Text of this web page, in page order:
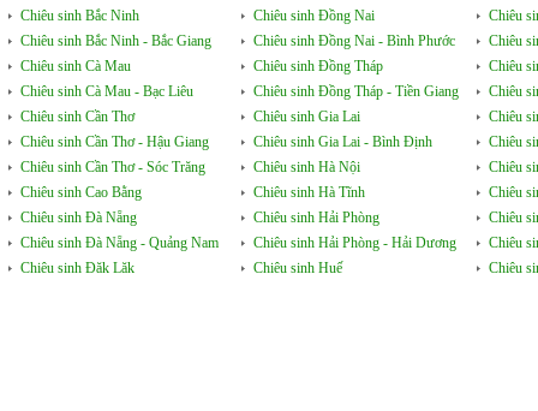
Chiêu sinh Bắc Ninh
Chiêu sinh Bắc Ninh - Bắc Giang
Chiêu sinh Cà Mau
Chiêu sinh Cà Mau - Bạc Liêu
Chiêu sinh Cần Thơ
Chiêu sinh Cần Thơ - Hậu Giang
Chiêu sinh Cần Thơ - Sóc Trăng
Chiêu sinh Cao Bằng
Chiêu sinh Đà Nẵng
Chiêu sinh Đà Nẵng - Quảng Nam
Chiêu sinh Đăk Lăk
Chiêu sinh Đồng Nai
Chiêu sinh Đồng Nai - Bình Phước
Chiêu sinh Đồng Tháp
Chiêu sinh Đồng Tháp - Tiền Giang
Chiêu sinh Gia Lai
Chiêu sinh Gia Lai - Bình Định
Chiêu sinh Hà Nội
Chiêu sinh Hà Tĩnh
Chiêu sinh Hải Phòng
Chiêu sinh Hải Phòng - Hải Dương
Chiêu sinh Huế
Chiêu
Chiêu
Chiêu
Chiêu
Chiêu
Chiêu
Chiêu
Chiêu
Chiêu
Chiêu
Chiêu